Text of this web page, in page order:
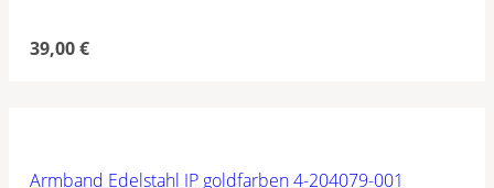
39,00€
Armband Edelstahl IP goldfarben 4-204079-001